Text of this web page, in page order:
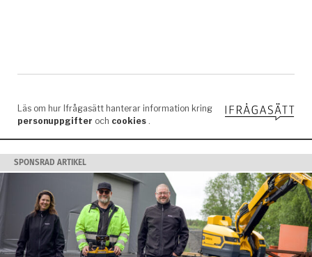
SPONSRAD ARTIKEL